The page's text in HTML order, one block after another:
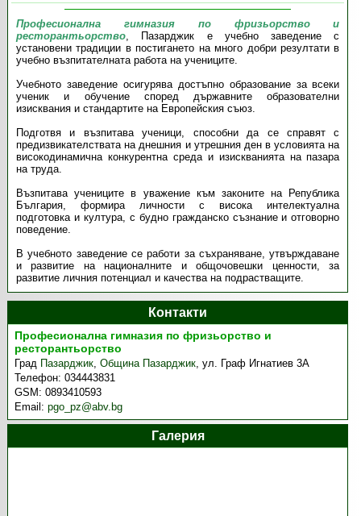
Професионална гимназия по фризьорство и
ресторантьорство, Пазарджик е учебно заведение с
установени традиции в постигането на много добри резултати в
учебно възпитателната работа на учениците.
Учебното заведение осигурява достъпно образование за всеки
ученик и обучение според държавните образователни
изисквания и стандартите на Европейския съюз.
Подготвя и възпитава ученици, способни да се справят с
предизвикателствата на днешния и утрешния ден в условията на
високодинамична конкурентна среда и изискванията на пазара
на труда.
Възпитава учениците в уважение към законите на Република
България, формира личности с висока интелектуална
подготовка и култура, с будно гражданско съзнание и отговорно
поведение.
В учебното заведение се работи за съхраняване, утвърждаване
и развитие на националните и общочовешки ценности, за
развитие личния потенциал и качества на подрастващите.
Контакти
Професионална гимназия по фризьорство и
ресторантьорство
Град Пазарджик,Община Пазарджик,ул. Граф Игнатиев 3A
Телефон:034443831
GSM:0893410593
Email:pgo_pz@abv.bg
Галерия